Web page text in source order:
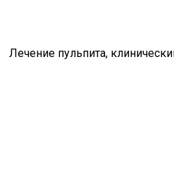
Лечение пульпита,